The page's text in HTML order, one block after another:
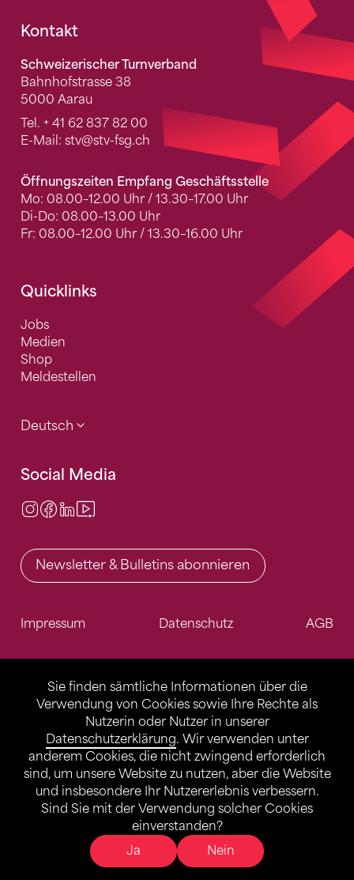
Sie finden sämtliche Informationen über die
Verwendung von Cookies sowie Ihre Rechte als
Nutzerin oder Nutzer in unserer
Datenschutzerklärung. Wir verwenden unter
anderem Cookies, die nicht zwingend erforderlich
sind, um unsere Website zu nutzen, aber die Website
und insbesondere Ihr Nutzererlebnis verbessern.
Sind Sie mit der Verwendung solcher Cookies
einverstanden?
Ja
Nein
Fusszeile
Kontakt
Schweizerischer Turnverband
Bahnhofstrasse 38
5000 Aarau
Tel. + 41 62 837 82 00
E-Mail: stv@stv-fsg.ch
Öffnungszeiten Empfang Geschäftsstelle
Mo: 08.00–12.00 Uhr / 13.30–17.00 Uhr
Di-Do: 08.00–13.00 Uhr
Fr: 08.00–12.00 Uhr / 13.30–16.00 Uhr
Quicklinks
Jobs
Medien
Shop
Meldestellen
Deutsch
Social Media
Instagram
Facebook
LinkedIn
Newsletter & Bulletins abonnieren
Impressum Datenschutz AGB